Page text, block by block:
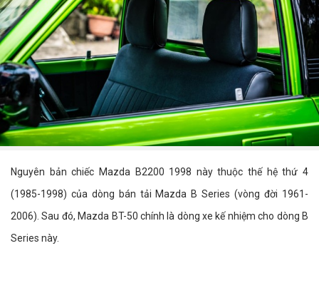
Nguyên bản chiếc Mazda B2200 1998 này thuộc thế hệ thứ 4
(1985-1998) của dòng bán tải Mazda B Series (vòng đời 1961-
2006). Sau đó, Mazda BT-50 chính là dòng xe kế nhiệm cho dòng B
Series này.